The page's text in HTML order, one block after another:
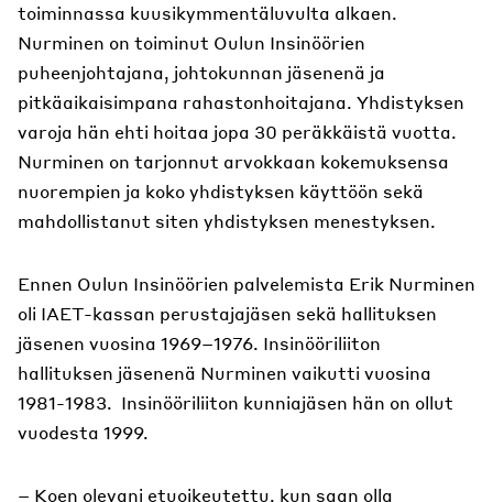
toiminnassa kuusikymmentäluvulta alkaen.
Nurminen on toiminut Oulun Insinöörien
puheenjohtajana, johtokunnan jäsenenä ja
pitkäaikaisimpana rahastonhoitajana. Yhdistyksen
varoja hän ehti hoitaa jopa 30 peräkkäistä vuotta.
Nurminen on tarjonnut arvokkaan kokemuksensa
nuorempien ja koko yhdistyksen käyttöön sekä
mahdollistanut siten yhdistyksen menestyksen.
Ennen Oulun Insinöörien palvelemista Erik Nurminen
oli IAET-kassan perustajajäsen sekä hallituksen
jäsenen vuosina 1969–1976. Insinööriliiton
hallituksen jäsenenä Nurminen vaikutti vuosina
1981-1983. Insinööriliiton kunniajäsen hän on ollut
vuodesta 1999.
– Koen olevani etuoikeutettu, kun saan olla